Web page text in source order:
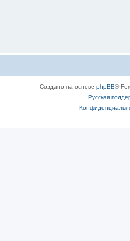
Создано на основе phpBB®
Русская